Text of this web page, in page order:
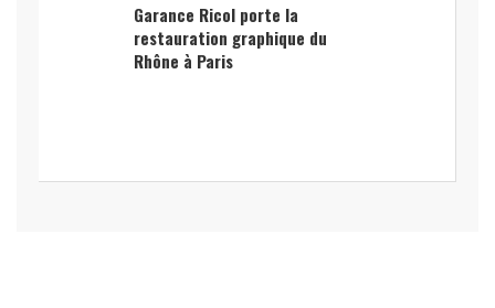
Garance Ricol porte la
restauration graphique du
Rhône à Paris